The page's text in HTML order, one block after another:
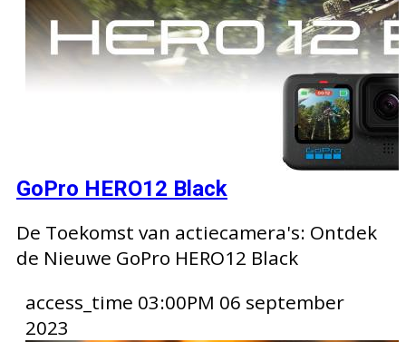
GoPro HERO12 Black
De Toekomst van actiecamera's: Ontdek
de Nieuwe GoPro HERO12 Black
access_time 03:00PM 06 september
2023